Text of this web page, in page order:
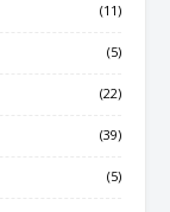
(11)
(5)
(22)
(39)
(5)